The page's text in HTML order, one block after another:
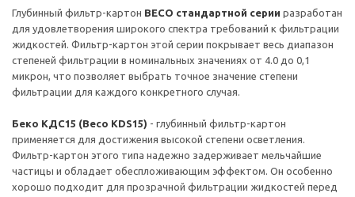
Глубинный фильтр-картон BECO стандартной серии разработан
для удовлетворения широкого спектра требований к фильтрации
жидкостей. Фильтр-картон этой серии покрывает весь диапазон
степеней фильтрации в номинальных значениях от 4.0 до 0,1
микрон, что позволяет выбрать точное значение степени
фильтрации для каждого конкретного случая.
Беко КДC15 (Beco KDS15) - глубинный фильтр-картон
применяется для достижения высокой степени осветления.
Фильтр-картон этого типа надежно задерживает мельчайшие
частицы и обладает обеспложивающим эффектом. Он особенно
хорошо подходит для прозрачной фильтрации жидкостей перед